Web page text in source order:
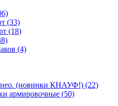
(33)
(18)
(4)
(новинки КНАУФ!) (22)
армировочные (50)